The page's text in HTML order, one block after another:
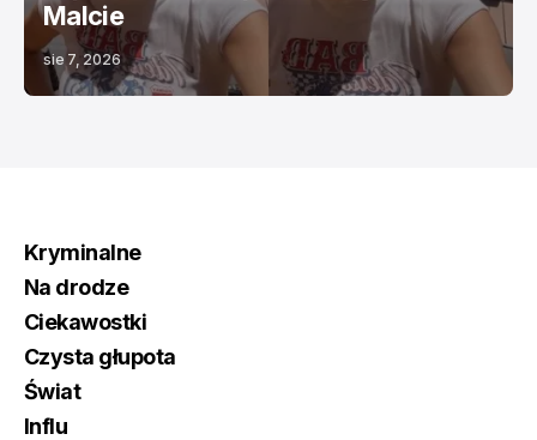
Malcie
sie 7, 2026
Kryminalne
Na drodze
Ciekawostki
Czysta głupota
Świat
Influ